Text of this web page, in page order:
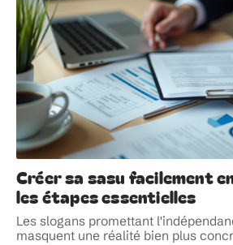
Créer sa sasu facilement
les étapes essentielles
Les slogans promettant
masquent une réalité bien plus